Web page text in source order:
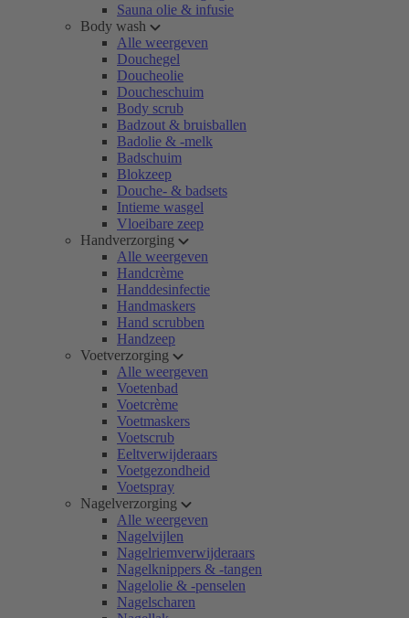
Sauna olie & infusie
Body wash
Alle weergeven
Douchegel
Doucheolie
Doucheschuim
Body scrub
Badzout & bruisballen
Badolie & -melk
Badschuim
Blokzeep
Douche- & badsets
Intieme wasgel
Vloeibare zeep
Handverzorging
Alle weergeven
Handcrème
Handdesinfectie
Handmaskers
Hand scrubben
Handzeep
Voetverzorging
Alle weergeven
Voetenbad
Voetcrème
Voetmaskers
Voetscrub
Eeltverwijderaars
Voetgezondheid
Voetspray
Nagelverzorging
Alle weergeven
Nagelvijlen
Nagelriemverwijderaars
Nagelknippers & -tangen
Nagelolie & -penselen
Nagelscharen